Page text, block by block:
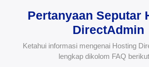
Pertanyaan Seputar
DirectAdmin
Ketahui informasi mengenai Hosting
lengkap dikolom FAQ